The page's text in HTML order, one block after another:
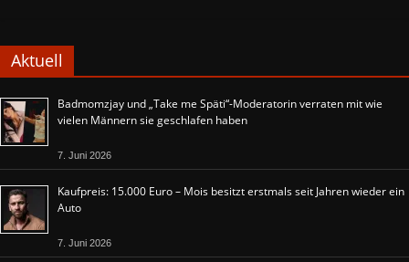
Aktuell
Badmomzjay und „Take me Späti“-Moderatorin verraten mit wie
vielen Männern sie geschlafen haben
7. Juni 2026
Kaufpreis: 15.000 Euro – Mois besitzt erstmals seit Jahren wieder ein
Auto
7. Juni 2026